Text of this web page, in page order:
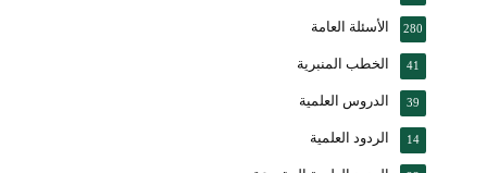
الأسئلة العامة 280
الخطب المنبرية 41
الدروس العلمية 39
الردود العلمية 14